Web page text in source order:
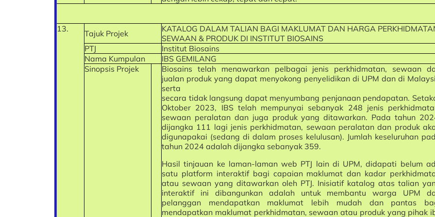
13. Tajuk Projek
KATALOG DALAM TALIAN BAGI MAKLUMAT DAN HARGA
SEWAAN & PRODUK DI INSTITUT BIOSAINS
PTJ
Institut Biosains
Nama Kumpulan
IBS GEMILANG
Sinopsis Projek
Biosains telah menawarkan pelbagai jenis perkhidmatan, sewaan
jualan produk yang dapat menyokong penyelidikan di UPM dan di
serta
secara tidak langsung dapat menyumbang penjanaan pendapatan.
Oktober 2023, IBS telah mempunyai sebanyak 248 jenis
sewaan peralatan dan juga produk yang ditawarkan. Pada tahun
dijangka 111 lagi jenis perkhidmatan, sewaan peralatan dan produk
digunapakai (sedang di dalam proses kelulusan). Jumlah keseluruhan
tahun 2024 adalah dijangka sebanyak 359.
Hasil tinjauan ke laman-laman web PTJ lain di UPM, didapati belum
satu platform interaktif bagi capaian maklumat dan kadar
atau sewaan yang ditawarkan oleh PTJ. Inisiatif katalog atas talian
interaktif ini dibangunkan adalah untuk membantu warga UPM
pelanggan mendapatkan maklumat lebih mudah dan pantas
mendapatkan maklumat perkhidmatan, sewaan atau produk yang pihak